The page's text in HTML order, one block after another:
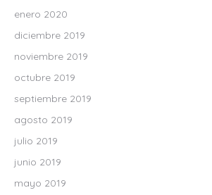
enero 2020
diciembre 2019
noviembre 2019
octubre 2019
septiembre 2019
agosto 2019
julio 2019
junio 2019
mayo 2019